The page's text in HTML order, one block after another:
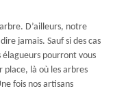
D’ailleurs, notre
jamais. Sauf si des cas
pourront vous
place, là où les arbres
fois nos artisans